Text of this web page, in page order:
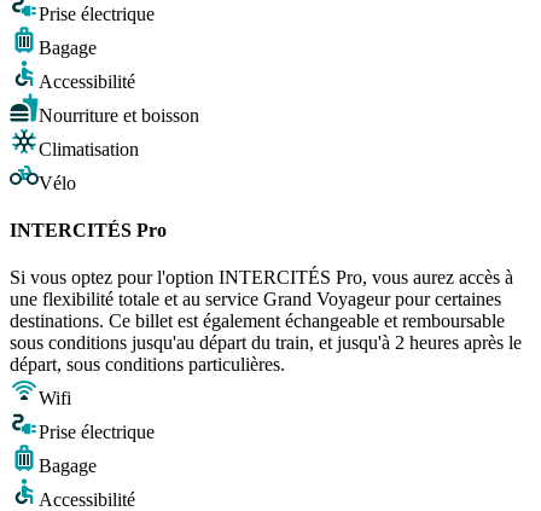
Prise électrique
Bagage
Accessibilité
Nourriture et boisson
Climatisation
Vélo
INTERCITÉS Pro
Si vous optez pour l'option INTERCITÉS Pro, vous aurez accès à
une flexibilité totale et au service Grand Voyageur pour certaines
destinations. Ce billet est également échangeable et remboursable
sous conditions jusqu'au départ du train, et jusqu'à 2 heures après le
départ, sous conditions particulières.
Wifi
Prise électrique
Bagage
Accessibilité